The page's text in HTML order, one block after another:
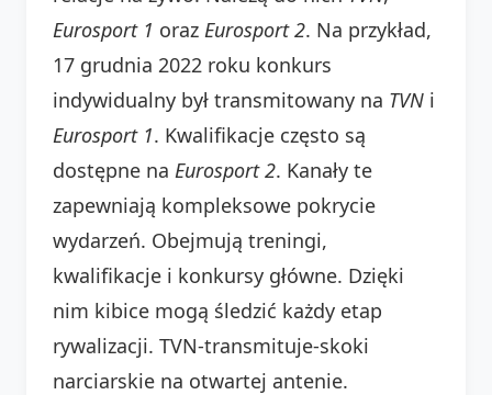
Eurosport 1 oraz Eurosport 2. Na przykład,
17 grudnia 2022 roku konkurs
indywidualny był transmitowany na TVN i
Eurosport 1. Kwalifikacje często są
dostępne na Eurosport 2. Kanały te
zapewniają kompleksowe pokrycie
wydarzeń. Obejmują treningi,
kwalifikacje i konkursy główne. Dzięki
nim kibice mogą śledzić każdy etap
rywalizacji. TVN-transmituje-skoki
narciarskie na otwartej antenie.